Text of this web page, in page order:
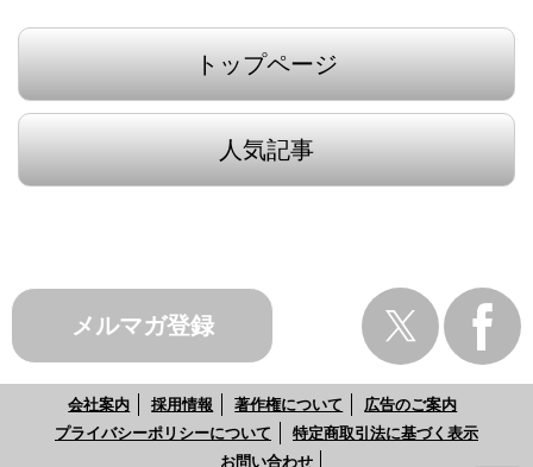
トップページ
人気記事
メルマガ登録
会社案内 採用情報 著作権について
広告のご案内
プライバシーポリシーについて
特定商取引法に基づく表示
お問い合わせ